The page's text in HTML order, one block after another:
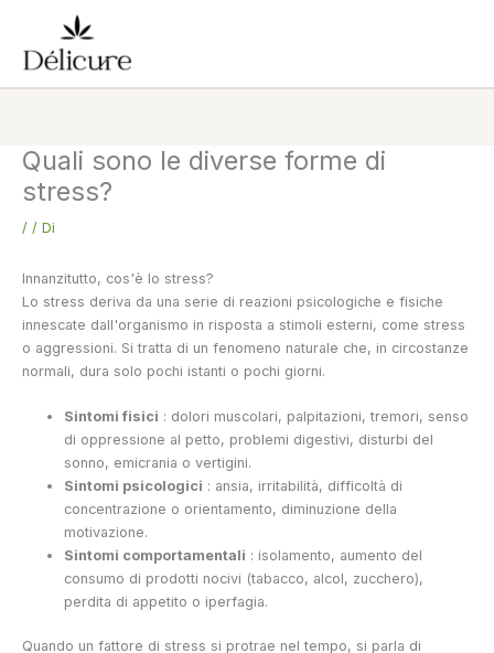
contenuto
Quali sono le diverse forme di
stress?
/ / Di
Innanzitutto, cos'è lo stress?
Lo stress deriva da una serie di reazioni psicologiche e fisiche
innescate dall'organismo in risposta a stimoli esterni, come stress
o aggressioni. Si tratta di un fenomeno naturale che, in circostanze
normali, dura solo pochi istanti o pochi giorni.
Sintomi fisici : dolori muscolari, palpitazioni, tremori, senso
di oppressione al petto, problemi digestivi, disturbi del
sonno, emicrania o vertigini.
Sintomi psicologici : ansia, irritabilità, difficoltà di
concentrazione o orientamento, diminuzione della
motivazione.
Sintomi comportamentali : isolamento, aumento del
consumo di prodotti nocivi (tabacco, alcol, zucchero),
perdita di appetito o iperfagia.
Quando un fattore di stress si protrae nel tempo, si parla di